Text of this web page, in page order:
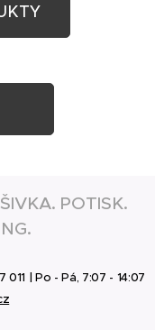
POTISK.
| Po - Pá, 7:07 - 14:07